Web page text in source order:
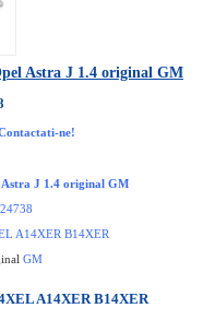
Astra J 1.4 original GM
ne!
Astra J 1.4 original GM
A14XER B14XER
GM
A14XER B14XER